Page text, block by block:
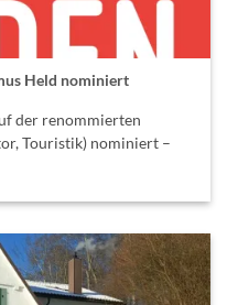
Held nominiert
der renommierten
Touristik) nominiert –